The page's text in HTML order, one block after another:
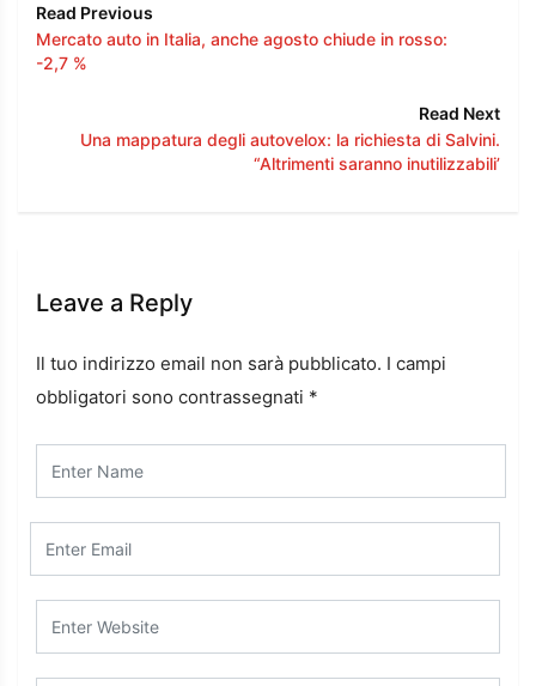
Read Previous
Mercato auto in Italia, anche agosto chiude in rosso:
-2,7 %
Read Next
Una mappatura degli autovelox: la richiesta di Salvini.
“Altrimenti saranno inutilizzabili’
Leave a Reply
Il tuo indirizzo email non sarà pubblicato. I campi
obbligatori sono contrassegnati *